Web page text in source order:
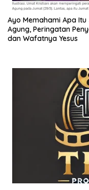
Ayo Memahami Apa
Agung, Peringatan
dan Wafatnya Yesus